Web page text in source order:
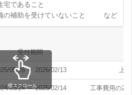
宅であること
の補助を受けていないこと
など
受付期間
05/26 ～ 2026/02/13 上
05/24 ～ 2025/02/14 工事費用の
横スクロール